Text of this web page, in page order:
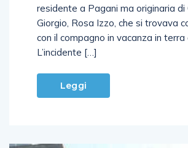
residente a Pagani ma originaria di
Giorgio, Rosa Izzo, che si trovava
con il compagno in vacanza in terra
L’incidente […]
Leggi